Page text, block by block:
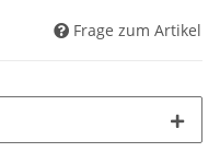
Frage zum Artikel